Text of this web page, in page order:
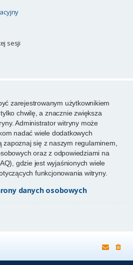
sesji
zarejestrowanym użytkownikiem
chwilę, a znacznie zwiększa
Administrator witryny może
nadać wiele dodatkowych
zapoznaj się z naszym regulaminem,
oraz z odpowiedziami na
gdzie jest wyjaśnionych wiele
funkcjonowania witryny.
danych osobowych